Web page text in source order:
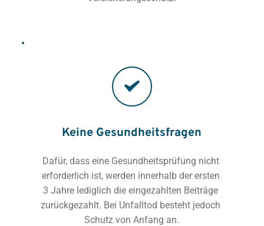
Keine Gesundheitsfragen
Dafür, dass eine Gesundheitsprüfung nicht
erforderlich ist, werden innerhalb der ersten
3 Jahre lediglich die eingezahlten Beiträge
zurückgezahlt. Bei Unfalltod besteht jedoch
Schutz von Anfang an.